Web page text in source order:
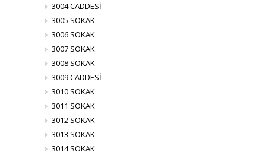
3004 CADDESİ
3005 SOKAK
3006 SOKAK
3007 SOKAK
3008 SOKAK
3009 CADDESİ
3010 SOKAK
3011 SOKAK
3012 SOKAK
3013 SOKAK
3014 SOKAK